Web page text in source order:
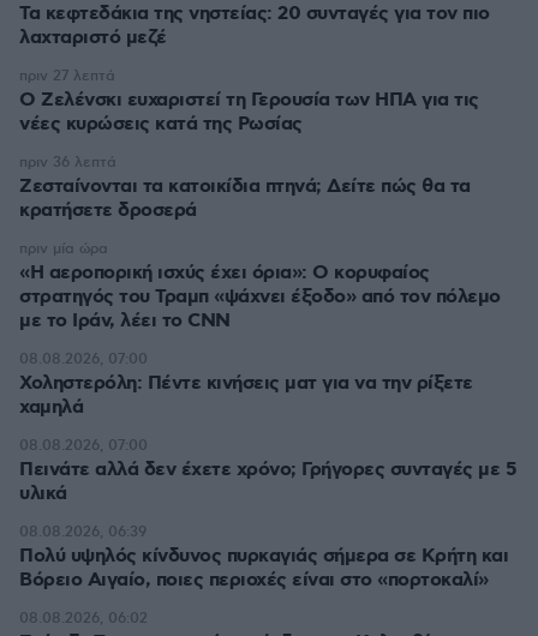
Τα κεφτεδάκια της νηστείας: 20 συνταγές για τον πιο
λαχταριστό μεζέ
Ο Ζελένσκι ευχαριστεί τη Γερουσία των ΗΠΑ για τις
νέες κυρώσεις κατά της Ρωσίας
πριν 27 λεπτά
Ζεσταίνονται τα κατοικίδια πτηνά; Δείτε πώς θα τα
κρατήσετε δροσερά
πριν 36 λεπτά
«Η αεροπορική ισχύς έχει όρια»: Ο κορυφαίος
στρατηγός του Τραμπ «ψάχνει έξοδο» από τον πόλεμο
με το Ιράν, λέει το CNN
πριν μία ώρα
Χοληστερόλη: Πέντε κινήσεις ματ για να την ρίξετε
χαμηλά
08.08.2026, 07:00
Πεινάτε αλλά δεν έχετε χρόνο; Γρήγορες συνταγές με 5
υλικά
08.08.2026, 07:00
Πολύ υψηλός κίνδυνος πυρκαγιάς σήμερα σε Κρήτη και
Βόρειο Αιγαίο, ποιες περιοχές είναι στο «πορτοκαλί»
08.08.2026, 06:39
08.08.2026, 06:02